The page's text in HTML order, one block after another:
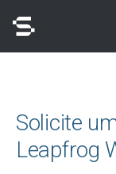
main
Solicite
Leapfrog